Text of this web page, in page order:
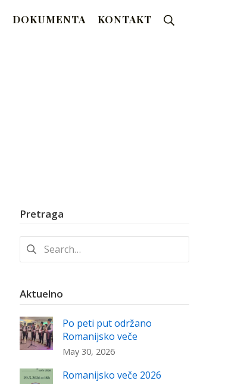
DOKUMENTA KONTAKT
Pretraga
Search
for:
Aktuelno
Po peti put održano
Romanijsko veče
May 30, 2026
Romanijsko veče 2026